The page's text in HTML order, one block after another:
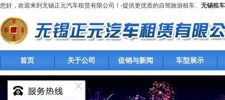
您好，欢迎来到无锡正元汽车租赁有限公司！-提供更优质的自驾旅游租车、 无锡租车
首页 关于公司 促销与新闻 车型展示